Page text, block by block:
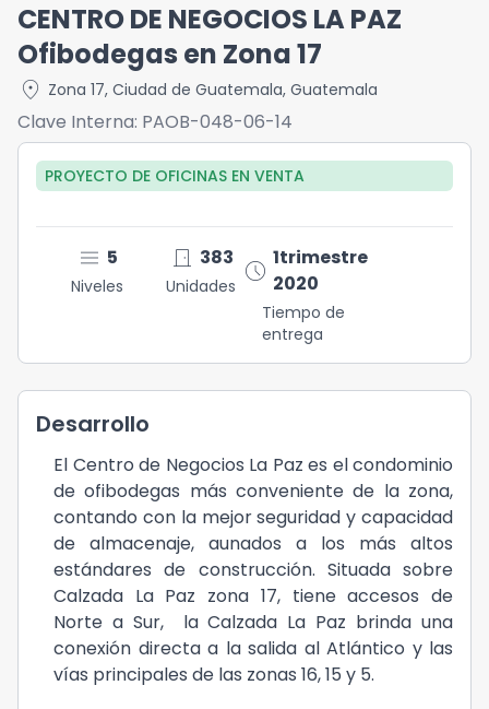
CENTRO DE NEGOCIOS LA PAZ
Ofibodegas en Zona 17
location_on Zona 17, Ciudad de Guatemala, Guatemala
Clave Interna: PAOB-048-06-14
PROYECTO DE OFICINAS EN VENTA
menu 5
Niveles
door_front 383
Unidades schedule 1trimestre
2020
Tiempo de
entrega
Desarrollo
El Centro de Negocios La Paz es el condominio
de ofibodegas más conveniente de la zona,
contando con la mejor seguridad y capacidad
de almacenaje, aunados a los más altos
estándares de construcción. Situada sobre
Calzada La Paz zona 17, tiene accesos de
Norte a Sur, la Calzada La Paz brinda una
conexión directa a la salida al Atlántico y las
vías principales de las zonas 16, 15 y 5.